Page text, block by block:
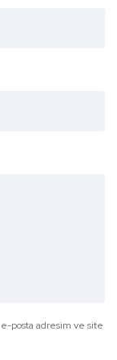
e-posta adresim ve site